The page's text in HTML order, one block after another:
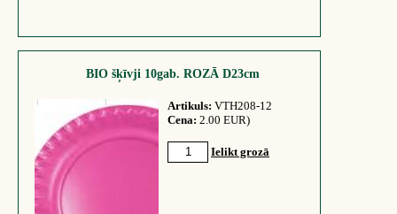
BIO šķīvji 10gab. ROZĀ D23cm
Artikuls: VTH208-12
Cena: 2.00 EUR)
Ielikt grozā